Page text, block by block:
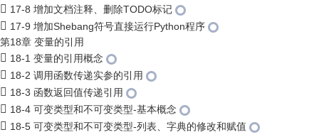
17-8 增加文档注释、删除TODO标记
17-9 增加Shebang符号直接运行Python程序
第18章 变量的引用
18-1 变量的引用概念
18-2 调用函数传递实参的引用
18-3 函数返回值传递引用
18-4 可变类型和不可变类型-基本概念
18-5 可变类型和不可变类型-列表、字典的修改和赋值